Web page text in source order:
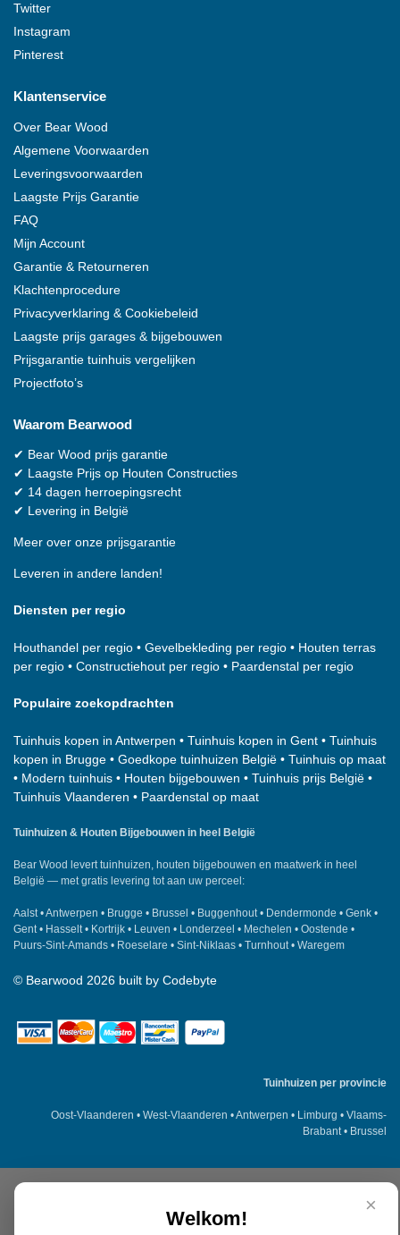
Twitter
Instagram
Pinterest
Klantenservice
Over Bear Wood
Algemene Voorwaarden
Leveringsvoorwaarden
Laagste Prijs Garantie
FAQ
Mijn Account
Garantie & Retourneren
Klachtenprocedure
Privacyverklaring & Cookiebeleid
Laagste prijs garages & bijgebouwen
Prijsgarantie tuinhuis vergelijken
Projectfoto’s
Waarom Bearwood
✔ Bear Wood prijs garantie
✔ Laagste Prijs op Houten Constructies
✔ 14 dagen herroepingsrecht
✔ Levering in België
Meer over onze prijsgarantie
Leveren in andere landen!
Diensten per regio
Houthandel per regio • Gevelbekleding per regio • Houten terras
per regio • Constructiehout per regio • Paardenstal per regio
Populaire zoekopdrachten
Tuinhuis kopen in Antwerpen • Tuinhuis kopen in Gent • Tuinhuis
kopen in Brugge • Goedkope tuinhuizen België • Tuinhuis op maat
• Modern tuinhuis • Houten bijgebouwen • Tuinhuis prijs België •
Tuinhuis Vlaanderen • Paardenstal op maat
Tuinhuizen & Houten Bijgebouwen in heel België
Bear Wood levert tuinhuizen, houten bijgebouwen en maatwerk in heel
België — met gratis levering tot aan uw perceel:
Aalst•Antwerpen • Brugge • Brussel • Buggenhout• Dendermonde • Genk •
Gent• Hasselt• Kortrijk • Leuven • Londerzeel • Mechelen • Oostende •
Puurs-Sint-Amands • Roeselare • Sint-Niklaas • Turnhout• Waregem
© Bearwood 2026 built by Codebyte
Tuinhuizen per provincie
Oost-Vlaanderen • West-Vlaanderen •Antwerpen • Limburg • Vlaams-
Brabant • Brussel
×
Welkom!